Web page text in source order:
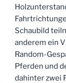
Schaubild
anderem ein
Random-
Pferden und
dahinter zwei